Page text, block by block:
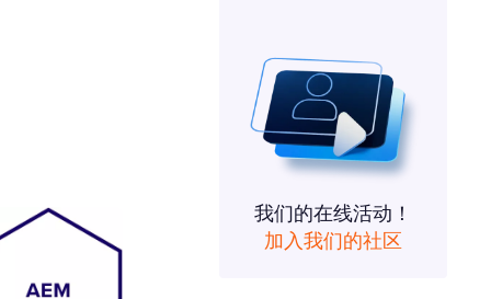
我们的在线活动！
加入我们的社区